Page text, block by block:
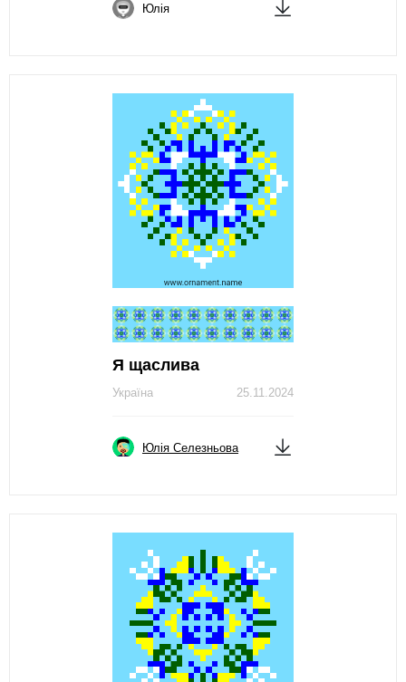
Юлія
Я щаслива
25.11.2024
Україна
Юлія Селезньова